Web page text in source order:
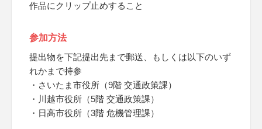
作品にクリップ止めすること
参加方法
提出物を下記提出先まで郵送、もしくは以下のいず
れかまで持参
・さいたま市役所（9階 交通政策課）
・川越市役所（5階 交通政策課）
・日高市役所（3階 危機管理課）